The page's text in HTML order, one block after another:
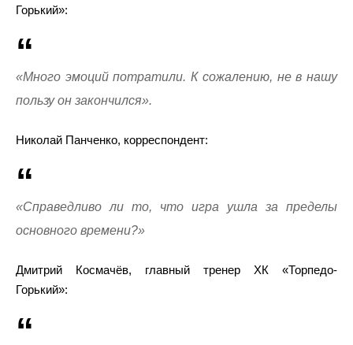
Горький»:
«Много эмоций потратили. К сожалению, не в нашу
пользу он закончился».
Николай Панченко, корреспондент:
«Справедливо ли то, что игра ушла за пределы
основного времени?»
Дмитрий Космачёв, главный тренер ХК «Торпедо-
Горький»: